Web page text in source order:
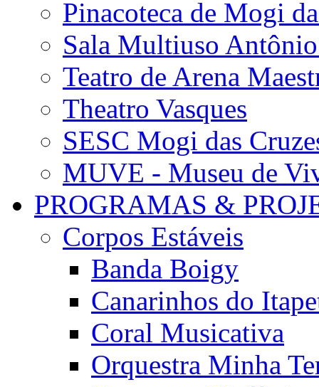
Pinacoteca de Mogi
Sala Multiuso
Teatro de Arena
Theatro Vasques
SESC Mogi das
MUVE - Museu de
PROGRAMAS &
Corpos Estáveis
Banda Boigy
Canarinhos do
Coral Musicativa
Orquestra Minha